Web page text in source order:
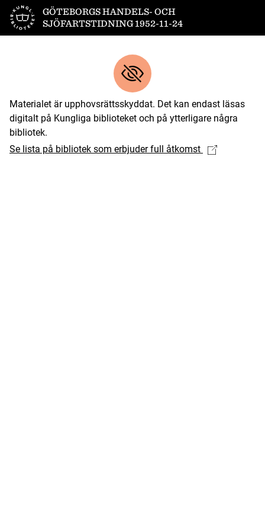
Till startsidanGÖTEBORGS HANDELS- OCH
SJÖFARTSTIDNING 1952-11-24
Materialet är upphovsrättsskyddat. Det kan endast läsas
digitalt på Kungliga biblioteket och på ytterligare några
bibliotek.
Se lista på bibliotek som erbjuder full åtkomst